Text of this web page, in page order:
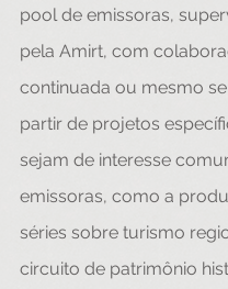
pool de emissoras,
pela Amirt, com
continuada ou mesmo
partir de projetos
sejam de interesse
emissoras, como a
séries sobre turismo
circuito de patrimônio